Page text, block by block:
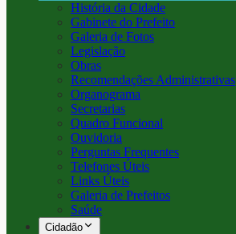
História da Cidade
Gabinete do Prefeito
Galeria de Fotos
Legislação
Obras
Recomendações Administrativas
Organograma
Secretarias
Quadro Funcional
Ouvidoria
Perguntas Frequentes
Telefones Úteis
Links Úteis
Galeria de Prefeitos
Saúde
Cidadão